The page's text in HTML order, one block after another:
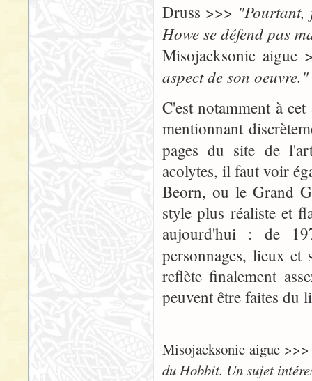
Druss >>> "Pourtant,
Howe se défend pas
Misojacksonie aigue
aspect de son oeuvre."
C'est notamment à
mentionnant
pages du site de
acolytes, il faut voir
Beorn, ou le Grand
style plus réaliste et
aujourd'hui : de
personnages, lieux et
reflète finalement
peuvent être faites du
Misojacksonie aigue
du Hobbit. Un sujet